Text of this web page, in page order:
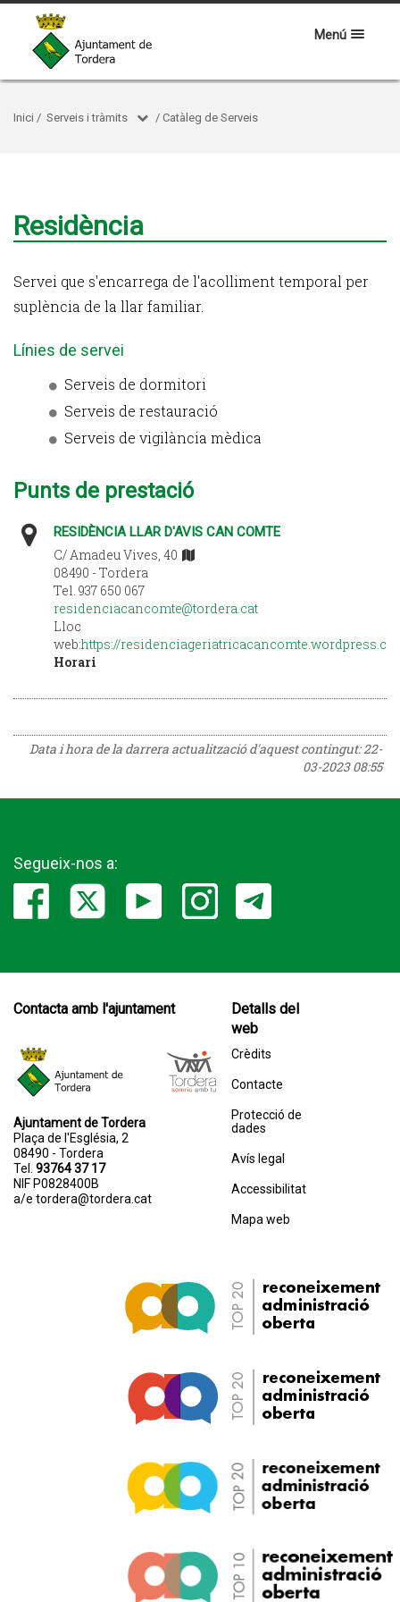
Menú
Inici / Serveis i tràmits / Catàleg de Serveis
Residència
Servei que s'encarrega de l'acolliment temporal per
suplència de la llar familiar.
Línies de servei
Serveis de dormitori
Serveis de restauració
Serveis de vigilància mèdica
Punts de prestació
RESIDÈNCIA LLAR D'AVIS CAN COMTE
C/ Amadeu Vives, 40
08490 - Tordera
Tel. 937 650 067
residenciacancomte@tordera.cat
Lloc
web:https://
Horari
Data i hora de la darrera actualització d'aquest contingut:22-
03-2023 08:55
Segueix-nos a:
Contacta amb l'ajuntament
Ajuntament de Tordera
Plaça de l'Església, 2
08490 - Tordera
Tel. 93764 37 17
NIF P0828400B
a/e tordera@tordera.cat
Detalls del
web
Crèdits
Contacte
Protecció de
dades
Avís legal
Accessibilitat
Mapa web